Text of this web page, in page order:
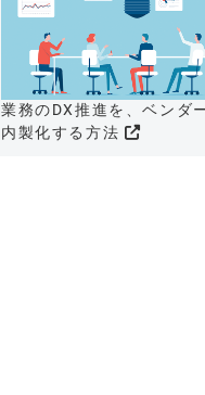
業務のDX推進を、ベンダ
内製化する方法